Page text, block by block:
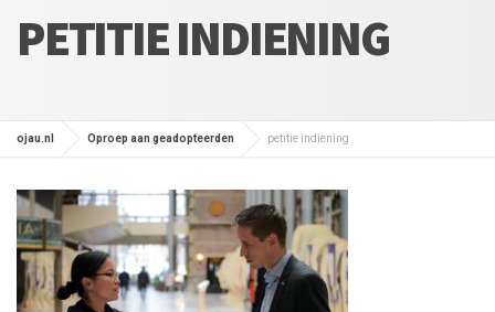
PETITIE INDIENING
ojau.nl Oproep aan geadopteerden petitie indiening